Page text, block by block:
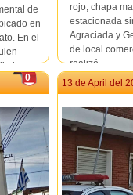
de
en
En el
logra
rojo, chapa
estacionada
Agraciada y
de local
realizó...
0
13 de April del